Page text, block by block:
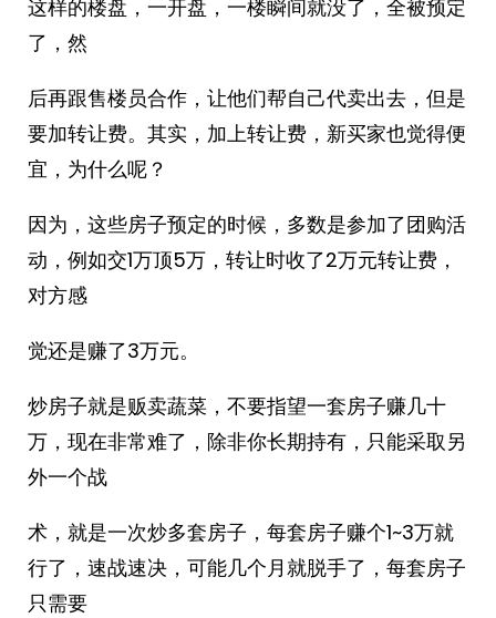
这样的楼盘，一开盘，一楼瞬间就没了，全被预定
了，然
后再跟售楼员合作，让他们帮自己代卖出去，但是
要加转让费。其实，加上转让费，新买家也觉得便
宜，为什么呢？
因为，这些房子预定的时候，多数是参加了团购活
动，例如交1万顶5万，转让时收了2万元转让费，
对方感
觉还是赚了3万元。
炒房子就是贩卖蔬菜，不要指望一套房子赚几十
万，现在非常难了，除非你长期持有，只能采取另
外一个战
术，就是一次炒多套房子，每套房子赚个1~3万就
行了，速战速决，可能几个月就脱手了，每套房子
只需要